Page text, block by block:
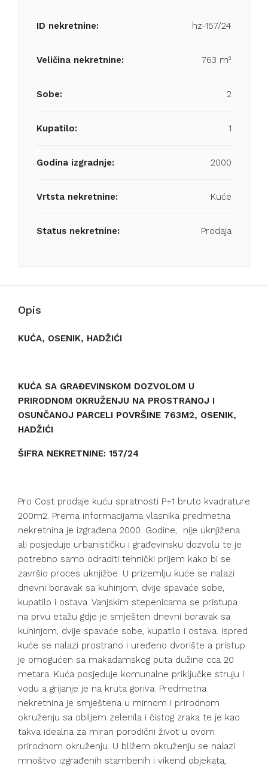
ID nekretnine: hz-157/24
Veličina nekretnine: 763 m²
Sobe: 2
Kupatilo: 1
Godina izgradnje: 2000
Vrtsta nekretnine: Kuće
Status nekretnine: Prodaja
Opis
KUĆA, OSENIK, HADŽIĆI
KUĆA SA GRAĐEVINSKOM DOZVOLOM U
PRIRODNOM OKRUŽENJU NA PROSTRANOJ I
OSUNČANOJ PARCELI POVRŠINE 763M2, OSENIK,
HADŽIĆI
ŠIFRA NEKRETNINE: 157/24
Pro Cost prodaje kuću spratnosti P+1 bruto kvadrature
200m2. Prema informacijama vlasnika predmetna
nekretnina je izgrađena 2000. Godine, nije uknjižena
ali posjeduje urbanističku i građevinsku dozvolu te je
potrebno samo odraditi tehnički prijem kako bi se
završio proces uknjižbe. U prizemlju kuće se nalazi
dnevni boravak sa kuhinjom, dvije spavaće sobe,
kupatilo i ostava. Vanjskim stepenicama se pristupa
na prvu etažu gdje je smješten dnevni boravak sa
kuhinjom, dvije spavaće sobe, kupatilo i ostava. Ispred
kuće se nalazi prostrano i uređeno dvorište a pristup
je omogućen sa makadamskog puta dužine cca 20
metara. Kuća posjeduje komunalne priključke struju i
vodu a grijanje je na kruta goriva. Predmetna
nekretnina je smještena u mirnom i prirodnom
okruženju sa obiljem zelenila i čistog zraka te je kao
takva idealna za miran porodični život u ovom
prirodnom okruženju. U bližem okruženju se nalazi
mnoštvo izgrađenih stambenih i vikend objekata,